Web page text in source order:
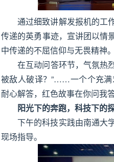
通过细致讲解发报机的工
传递的英勇事迹，宣讲团以情
中传递的不屈信仰与无畏精神。
在互动问答环节，气氛热
被敌人破译？”……一个个充满
耐心解答，红色故事在你问我
阳光下的奔跑，科技下的
下午的科技实践由南通大
现场指导。